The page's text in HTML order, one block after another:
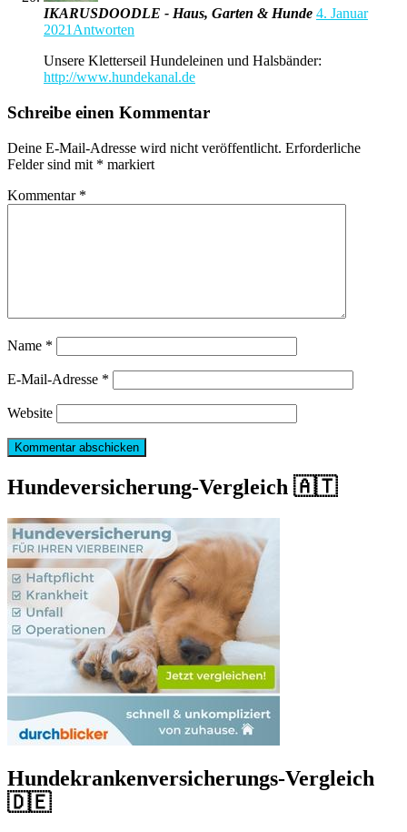
IKARUSDOODLE - Haus, Garten & Hunde 4. Januar
2021 Antworten
Unsere Kletterseil Hundeleinen und Halsbänder:
http://www.hundekanal.de
Schreibe einen Kommentar
Deine E-Mail-Adresse wird nicht veröffentlicht. Erforderliche
Felder sind mit * markiert
Kommentar *
Name *
E-Mail-Adresse *
Website
Hundeversicherung-Vergleich 🇦🇹
Hundekrankenversicherungs-Vergleich
🇩🇪